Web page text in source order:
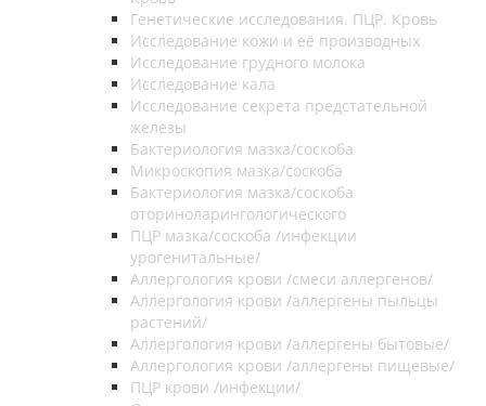
Генетические исследования. ПЦР. Кровь
Исследование кожи и её производных
Исследование грудного молока
Исследование кала
Исследование секрета предстательной
железы
Бактериология мазка/соскоба
Микроскопия мазка/соскоба
Бактериология мазка/соскоба
оториноларингологического
ПЦР мазка/соскоба /инфекции
урогенитальные/
Аллергология крови /смеси аллергенов/
Аллергология крови /аллергены пыльцы
растений/
Аллергология крови /аллергены бытовые/
Аллергология крови /аллергены пищевые/
ПЦР крови /инфекции/